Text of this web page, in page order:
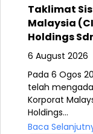
Taklimat
Malaysia
Holdings
6 August 2026
Pada 6 Ogos
telah
Korporat
Holdings...
Baca